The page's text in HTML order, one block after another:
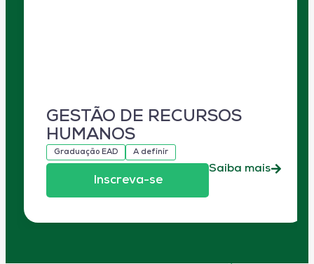
GESTÃO DE RECURSOS
HUMANOS
Graduação EAD A definir
Inscreva-se
Saiba mais